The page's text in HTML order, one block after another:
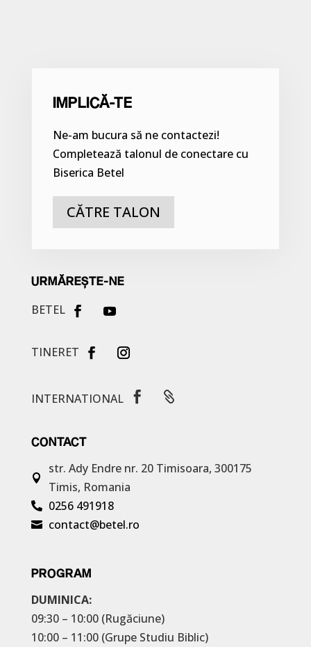
IMPLICĂ-TE
Ne-am bucura să ne contactezi!
Completează talonul de conectare cu
Biserica Betel
CĂTRE TALON
URMĂREȘTE-NE
BETEL
TINERET
INTERNATIONAL  
CONTACT

str. Ady Endre nr. 20 Timisoara, 300175
Timis, Romania
 0256 491918
 contact@betel.ro
PROGRAM
DUMINICA:
09:30 – 10:00 (Rugăciune)
10:00 – 11:00 (Grupe Studiu Biblic)